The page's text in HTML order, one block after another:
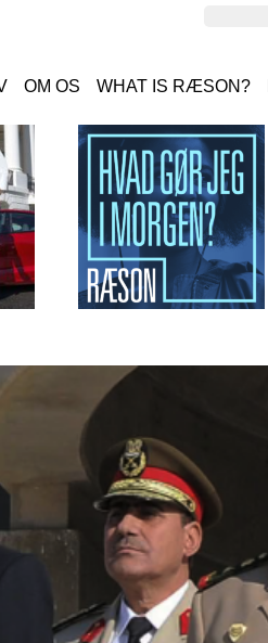
OM OS WHAT IS RÆSON?